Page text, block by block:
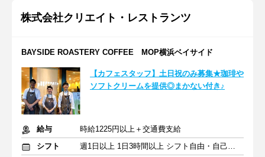
株式会社クリエイト・レストランツ
BAYSIDE ROASTERY COFFEE MOP横浜ベイサイド
【カフェスタッフ】土日祝のみ募集★珈琲や
ソフトクリームを提供◎まかない付き♪
給与
時給1225円以上＋交通費支給
シフト
週1日以上 1日3時間以上 シフト自由・自己申告